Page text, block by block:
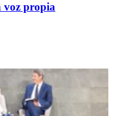
voz propia